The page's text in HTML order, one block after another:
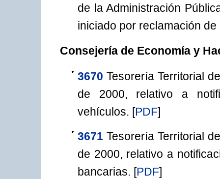
de la Administración
iniciado por reclamación
Consejería de Economía y
3670 Tesorería Territorial
de 2000, relativo a
vehículos. [PDF]
3671 Tesorería Territorial
de 2000, relativo a
bancarias. [PDF]